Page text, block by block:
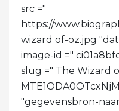
src ="
https://
wizard of-oz.jpg
image-id ="
slug =" The Wizard
"gegevensbron-